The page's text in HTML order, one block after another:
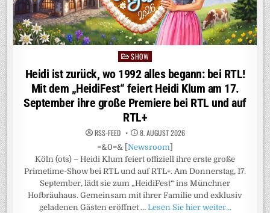
Posted
in
SHOW
Heidi ist zurück, wo 1992 alles begann: bei RTL!
Mit dem „HeidiFest“ feiert Heidi Klum am 17.
September ihre große Premiere bei RTL und auf
RTL+
RSS-FEED 8. AUGUST 2026
=&0=& [Newsroom]
Köln (ots) – Heidi Klum feiert offiziell ihre erste große
Primetime-Show bei RTL und auf RTL+. Am Donnerstag, 17.
September, lädt sie zum „HeidiFest“ ins Münchner
Hofbräuhaus. Gemeinsam mit ihrer Familie und exklusiv
geladenen Gästen eröffnet … Lesen Sie hier weiter…